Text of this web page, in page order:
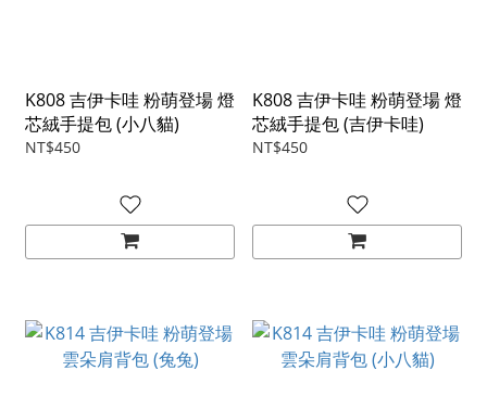
K808 吉伊卡哇 粉萌登場 燈
芯絨手提包 (小八貓)
NT$450
K808 吉伊卡哇 粉萌登場 燈
芯絨手提包 (吉伊卡哇)
NT$450